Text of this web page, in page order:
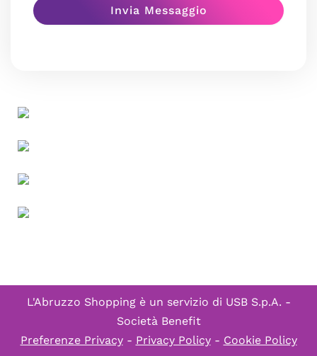
L'Abruzzo Shopping è un servizio di USB S.p.A. -
Società Benefit
Preferenze Privacy- Privacy Policy- Cookie Policy